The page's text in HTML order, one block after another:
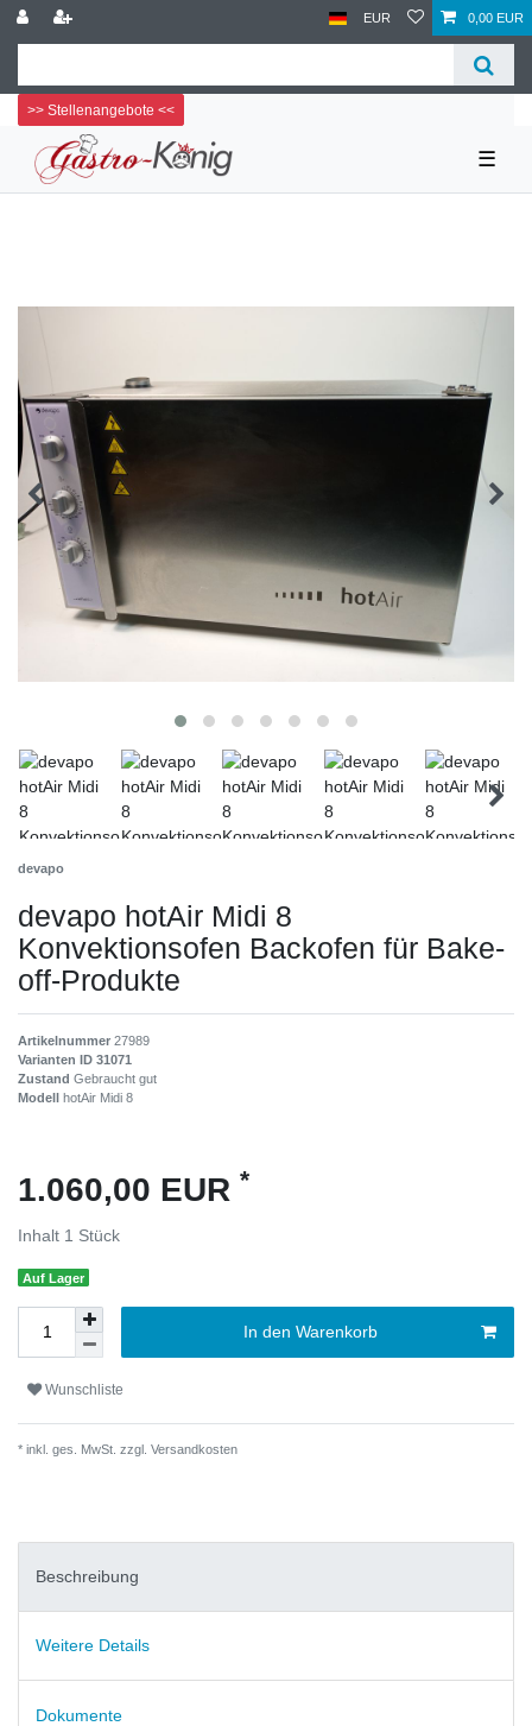
EUR 0,00 EUR
>> Stellenangebote <<
☰
devapo
devapo hotAir Midi 8
Konvektionsofen Backofen für Bake-
off-Produkte
Artikelnummer 27989
Varianten ID 31071
Zustand Gebraucht gut
Modell hotAir Midi 8
1.060,00 EUR *
Inhalt 1 Stück
Auf Lager
In den Warenkorb
Wunschliste
* inkl. ges. MwSt. zzgl. Versandkosten
Beschreibung
Weitere Details
Dokumente